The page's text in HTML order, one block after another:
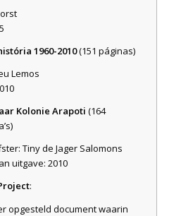
1960-2010(151 páginas)
Lemos
Kolonie Arapoti (164
Tiny de Jager Salomons
uitgave: 2010
:
opgesteld document waarin